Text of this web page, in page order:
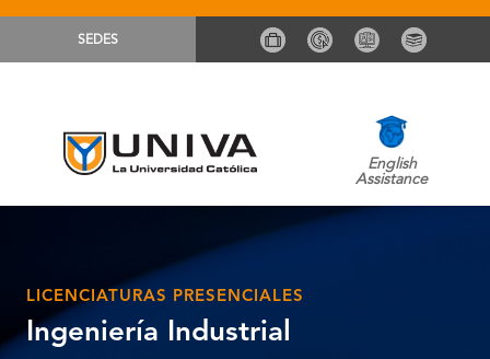
SEDES
English
Assistance
LICENCIATURAS PRESENCIALES
Ingeniería Industrial